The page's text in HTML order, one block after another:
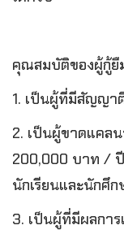
คุณสมบัติของผู้กู้ยื
1. เป็นผู้ที่มีสัญญา
2. เป็นผู้ขาดแคล
200,000 บาท / ปี
นักเรียนและนักศึก
3. เป็นผู้ที่มีผลกา